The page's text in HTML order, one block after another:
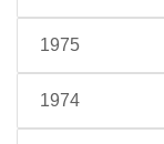
1975
1974